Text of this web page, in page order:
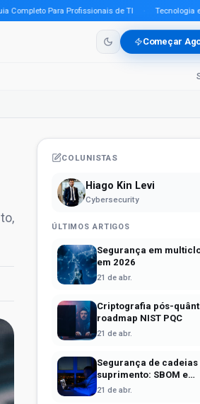
Para Profissionais de TI · Tecnologia em
Começar
COLUNISTAS
Hiago Kin Levi
Cybersecurity
ÚLTIMOS ARTIGOS
Segurança em
em 2026
21 de abr.
Criptografia pós-
roadmap NIST PQC
21 de abr.
Segurança de cadeias
suprimento: SBOM e
Sigstore
21 de abr.